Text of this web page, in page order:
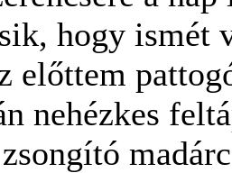
hogy ismét
előttem
nehézkes